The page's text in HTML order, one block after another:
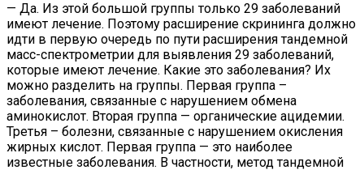
— Да. Из этой большой группы только 29 заболеваний
имеют лечение. Поэтому расширение скрининга должно
идти в первую очередь по пути расширения тандемной
масс-спектрометрии для выявления 29 заболеваний,
которые имеют лечение. Какие это заболевания? Их
можно разделить на группы. Первая группа –
заболевания, связанные с нарушением обмена
аминокислот. Вторая группа — органические ацидемии.
Третья – болезни, связанные с нарушением окисления
жирных кислот. Первая группа — это наиболее
известные заболевания. В частности, метод тандемной